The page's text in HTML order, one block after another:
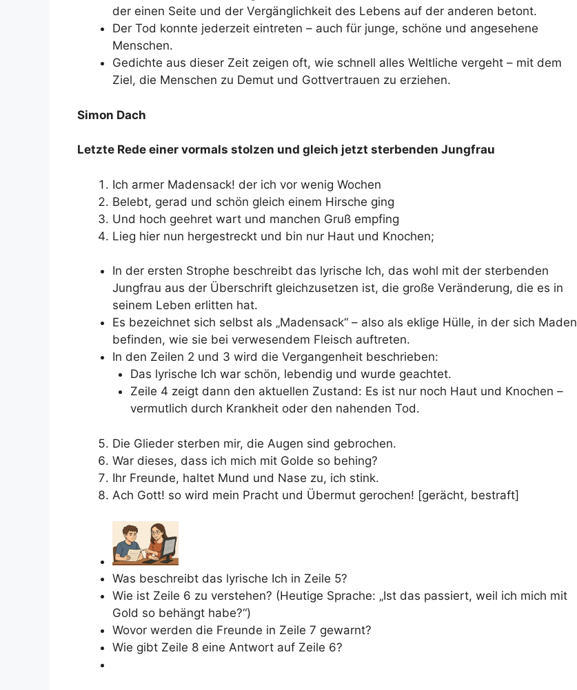
der einen Seite und der Vergänglichkeit des Lebens auf der anderen betont.
Der Tod konnte jederzeit eintreten – auch für junge, schöne und angesehene
Menschen.
Gedichte aus dieser Zeit zeigen oft, wie schnell alles Weltliche vergeht – mit dem
Ziel, die Menschen zu Demut und Gottvertrauen zu erziehen.
Simon Dach
Letzte Rede einer vormals stolzen und gleich jetzt sterbenden Jungfrau
Ich armer Madensack! der ich vor wenig Wochen
Belebt, gerad und schön gleich einem Hirsche ging
Und hoch geehret wart und manchen Gruß empfing
Lieg hier nun hergestreckt und bin nur Haut und Knochen;
In der ersten Strophe beschreibt das lyrische Ich, das wohl mit der sterbenden
Jungfrau aus der Überschrift gleichzusetzen ist, die große Veränderung, die es in
seinem Leben erlitten hat.
Es bezeichnet sich selbst als „Madensack“ – also als eklige Hülle, in der sich Maden
befinden, wie sie bei verwesendem Fleisch auftreten.
In den Zeilen 2 und 3 wird die Vergangenheit beschrieben:
Das lyrische Ich war schön, lebendig und wurde geachtet.
Zeile 4 zeigt dann den aktuellen Zustand: Es ist nur noch Haut und Knochen –
vermutlich durch Krankheit oder den nahenden Tod.
Die Glieder sterben mir, die Augen sind gebrochen.
War dieses, dass ich mich mit Golde so behing?
Ihr Freunde, haltet Mund und Nase zu, ich stink.
Ach Gott! so wird mein Pracht und Übermut gerochen! [gerächt, bestraft]
Was beschreibt das lyrische Ich in Zeile 5?
Wie ist Zeile 6 zu verstehen? (Heutige Sprache: „Ist das passiert, weil ich mich mit
Gold so behängt habe?“)
Wovor werden die Freunde in Zeile 7 gewarnt?
Wie gibt Zeile 8 eine Antwort auf Zeile 6?